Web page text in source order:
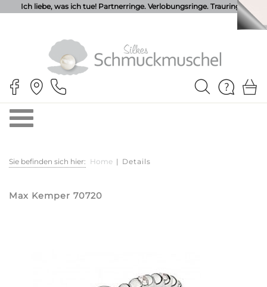
Ich liebe, was ich tue! Partnerringe. Verlobungsringe. Trauringe.
Sie befinden sich hier: Home | Details
Max Kemper 70720